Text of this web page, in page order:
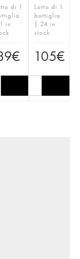
di 1
in
€
Lotto di 1
bottiglia
| 24 in
stock
105€